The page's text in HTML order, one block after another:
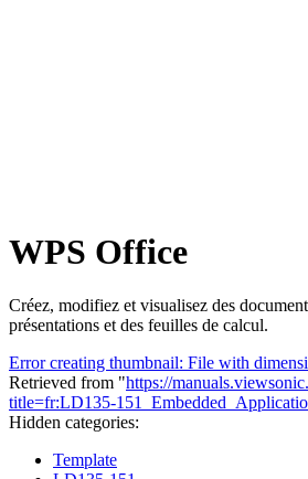
WPS Office
Créez, modifiez et visualisez des
présentations et des feuilles de calcul.
Error creating thumbnail: File with
Retrieved from "https://
title=fr:LD135-
Hidden categories:
Template